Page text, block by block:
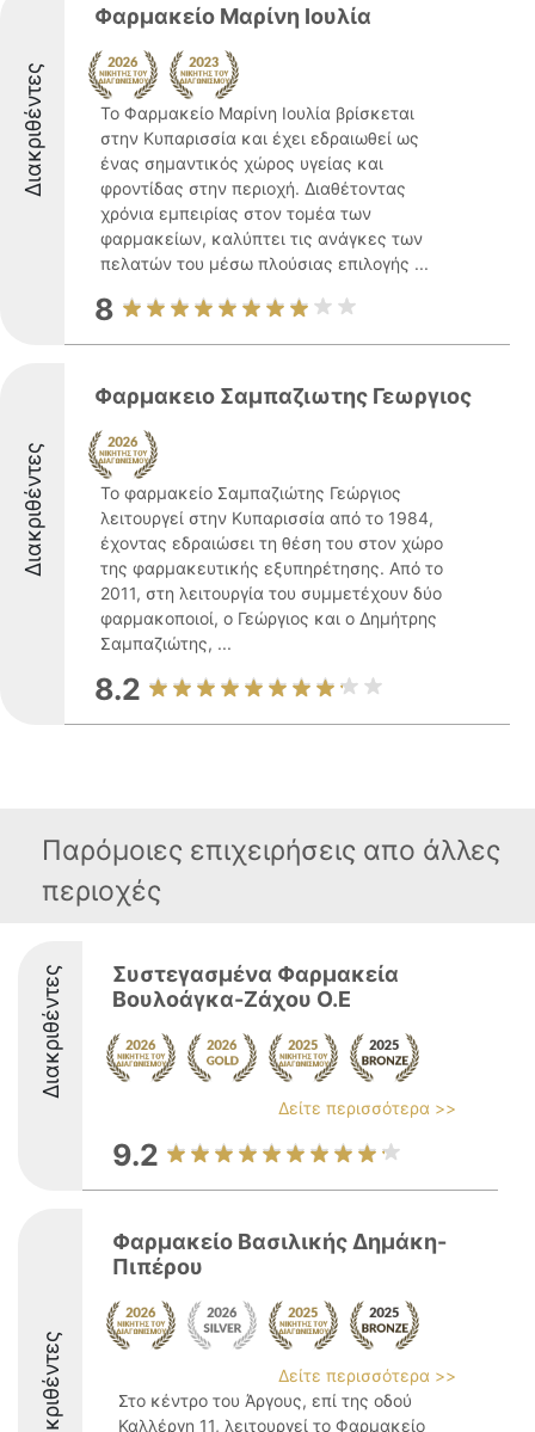
Διακριθέντες
Φαρμακείο Μαρίνη Ιουλία
Το Φαρμακείο Μαρίνη Ιουλία βρίσκεται
στην Κυπαρισσία και έχει εδραιωθεί ως
ένας σημαντικός χώρος υγείας και
φροντίδας στην περιοχή. Διαθέτοντας
χρόνια εμπειρίας στον τομέα των
φαρμακείων, καλύπτει τις ανάγκες των
πελατών του μέσω πλούσιας επιλογής ...
8
Διακριθέντες
Φαρμακειο Σαμπαζιωτης Γεωργιος
Το φαρμακείο Σαμπαζιώτης Γεώργιος
λειτουργεί στην Κυπαρισσία από το 1984,
έχοντας εδραιώσει τη θέση του στον χώρο
της φαρμακευτικής εξυπηρέτησης. Από το
2011, στη λειτουργία του συμμετέχουν δύο
φαρμακοποιοί, ο Γεώργιος και ο Δημήτρης
Σαμπαζιώτης, ...
8.2
Παρόμοιες επιχειρήσεις απο άλλες
περιοχές
Διακριθέντες
Συστεγασμένα Φαρμακεία
Βουλοάγκα-Ζάχου Ο.Ε
Δείτε περισσότερα >>
9.2
Διακριθέντες
Φαρμακείο Βασιλικής Δημάκη-
Πιπέρου
Δείτε περισσότερα >>
Στο κέντρο του Άργους, επί της οδού
Καλλέργη 11, λειτουργεί το Φαρμακείο